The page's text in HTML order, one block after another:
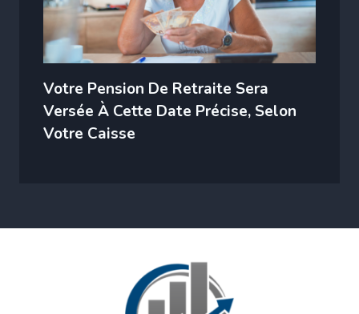
Votre Pension De Retraite Sera
Versée À Cette Date Précise, Selon
Votre Caisse